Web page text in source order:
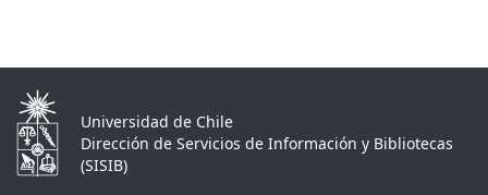
Universidad de Chile
Dirección de Servicios de Información y Bibliotecas
(SISIB)